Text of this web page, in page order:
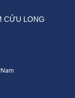
CỬU LONG